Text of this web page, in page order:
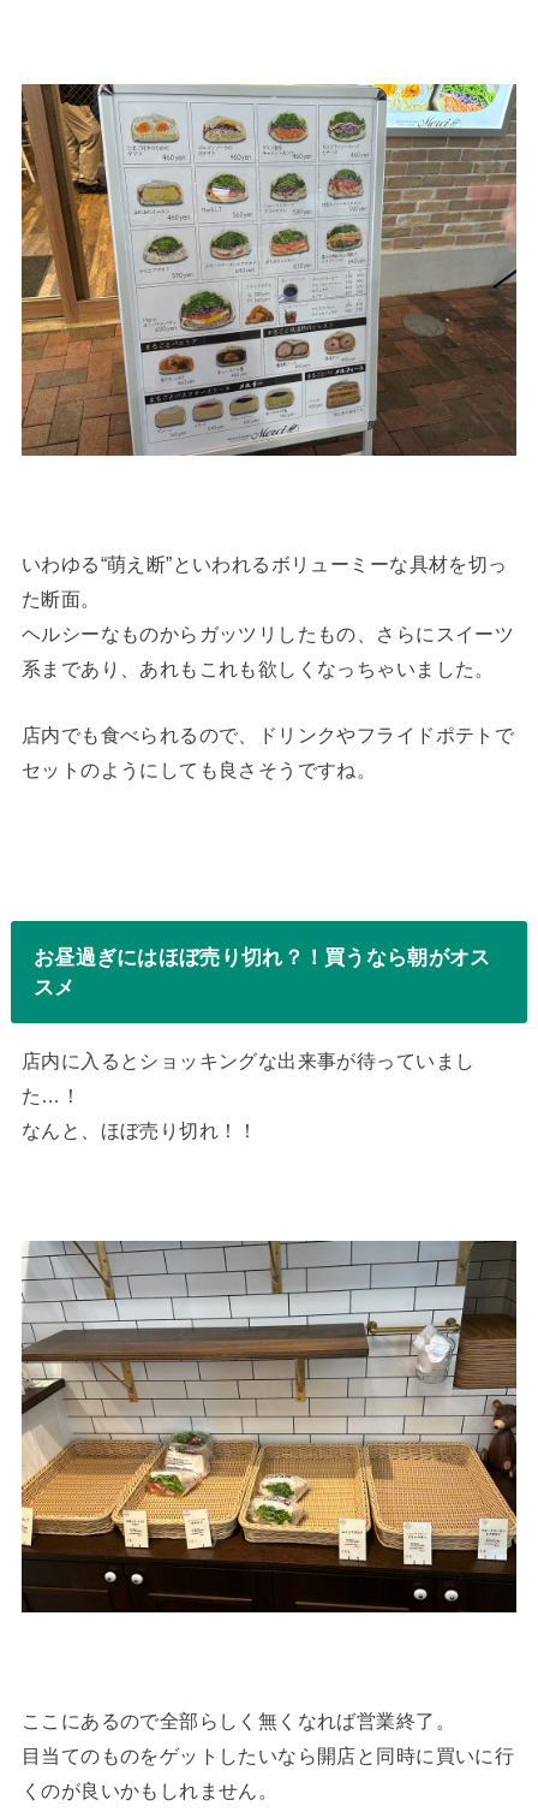
いわゆる“萌え断”といわれるボリューミーな具材を切っ
た断面。
ヘルシーなものからガッツリしたもの、さらにスイーツ
系まであり、あれもこれも欲しくなっちゃいました。
店内でも食べられるので、ドリンクやフライドポテトで
セットのようにしても良さそうですね。
お昼過ぎにはほぼ売り切れ？！買うなら朝がオス
スメ
店内に入るとショッキングな出来事が待っていまし
た…！
なんと、ほぼ売り切れ！！
ここにあるので全部らしく無くなれば営業終了。
目当てのものをゲットしたいなら開店と同時に買いに行
くのが良いかもしれません。